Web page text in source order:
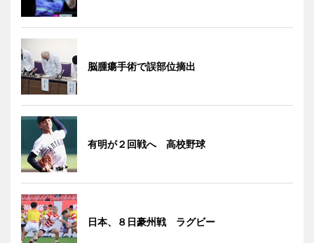
脳腫瘍手術で誤部位摘出
有明が２回戦へ 高校野球
日本、８日豪州戦 ラグビー